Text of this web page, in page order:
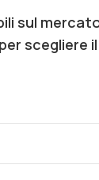
sul
scegliere